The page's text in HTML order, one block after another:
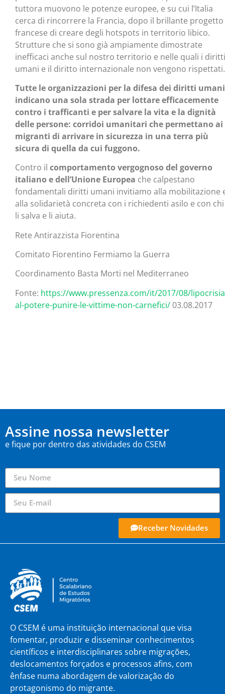
tuttora muovono le potenze europee, e su cui l’Italia
cerca di rincorrere la Francia, dopo il brillante progetto
francese di creare degli hotspots in territorio libico.
Strutture che si sono già ampiamente dimostrate
inefficaci anche sul nostro territorio e nelle quali i diritti
umani e il diritto internazionale non vengono rispettati.
Tutte le organizzazioni per la difesa dei diritti umani
indicano una sola strada per lottare efficacemente
contro i trafficanti e per salvare la vita e la dignità
delle persone: corridoi umanitari che permettano ai
migranti di arrivare in sicurezza in una terra più
sicura di quella da cui fuggono.
Contro il comportamento vergognoso del governo
italiano e dell’Unione Europea che calpestano
fondamentali diritti umani invitiamo alla mobilitazione
alla solidarietà concreta con i richiedenti asilo e con chi
li salva e li aiuta.
Rete Antirazzista Fiorentina
Comitato Fiorentino Fermiamo la Guerra
Coordinamento Basta Morti nel Mediterraneo
Fonte: https://www.pressenza.com/it/2017/08/
al-potere-punire-le-vittime-non-carnefici/ 03.08.2017
Assine nossa newsletter
e fique por dentro das atividades do CSEM
Receber Novidades
O CSEM é uma instituição internacional que visa
fomentar, produzir e disseminar conhecimentos
científicos e interdisciplinares sobre migrações,
deslocamentos forçados e processos afins, com
ênfase numa abordagem de valorização do
protagonismo do migrante.